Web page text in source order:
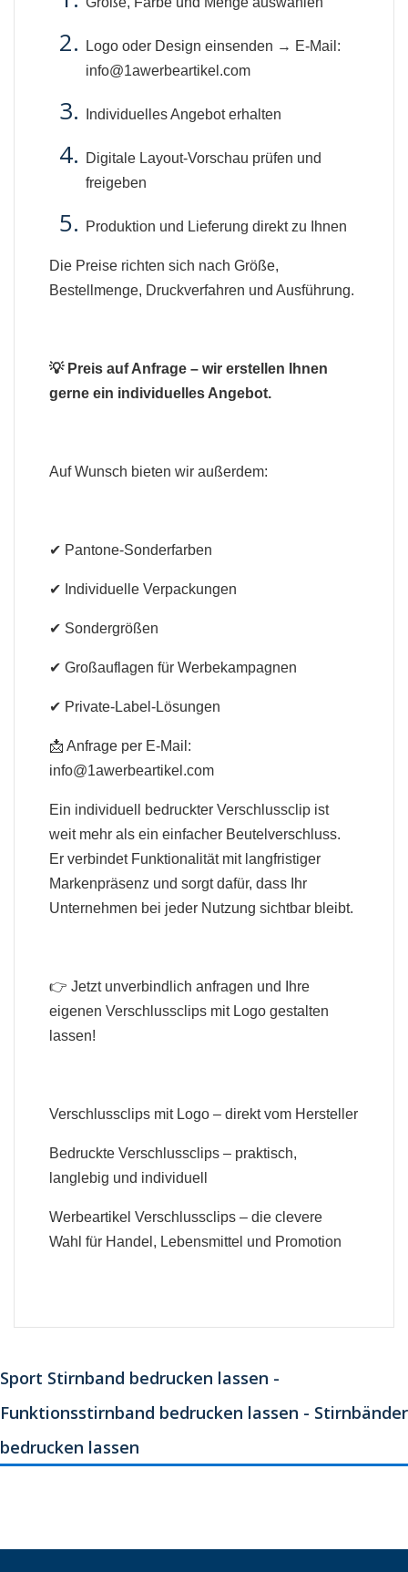
Logo oder Design einsenden → E-Mail:
info@1awerbeartikel.com
Individuelles Angebot erhalten
Digitale Layout-Vorschau prüfen und
freigeben
Produktion und Lieferung direkt zu Ihnen
Die Preise richten sich nach Größe,
Bestellmenge, Druckverfahren und Ausführung.
💡 Preis auf Anfrage – wir erstellen Ihnen
gerne ein individuelles Angebot.
Auf Wunsch bieten wir außerdem:
✔ Pantone-Sonderfarben
✔ Individuelle Verpackungen
✔ Sondergrößen
✔ Großauflagen für Werbekampagnen
✔ Private-Label-Lösungen
📩 Anfrage per E-Mail:
info@1awerbeartikel.com
Ein individuell bedruckter Verschlussclip ist
weit mehr als ein einfacher Beutelverschluss.
Er verbindet Funktionalität mit langfristiger
Markenpräsenz und sorgt dafür, dass Ihr
Unternehmen bei jeder Nutzung sichtbar bleibt.
👉 Jetzt unverbindlich anfragen und Ihre
eigenen Verschlussclips mit Logo gestalten
lassen!
Verschlussclips mit Logo – direkt vom Hersteller
Bedruckte Verschlussclips – praktisch,
langlebig und individuell
Werbeartikel Verschlussclips – die clevere
Wahl für Handel, Lebensmittel und Promotion
Sport Stirnband bedrucken lassen -
Funktionsstirnband bedrucken lassen - Stirnbänder
bedrucken lassen